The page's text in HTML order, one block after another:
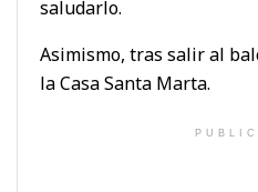
saludarlo.
Asimismo, tras salir al
la Casa Santa Marta.